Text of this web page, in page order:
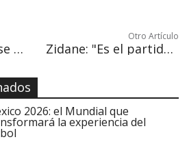
Fuerzas Armadas se suman al intercambio de servicios de salud de Baja California Sur
Otro Artículo
Zidane: "Es el partido más difícil de la temporada"
2026: el Mundial que
la experiencia del